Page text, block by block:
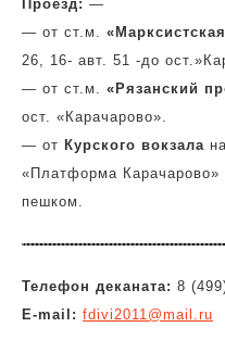
Проезд: —
— от ст.м.
26, 16- авт. 51 -до
— от ст.м. «Рязанский
ост. «Карачарово».
— от Курского вокзала
«Платформа
пешком.
Телефон деканата: 8
E-mail: fdivi2011@mail.ru